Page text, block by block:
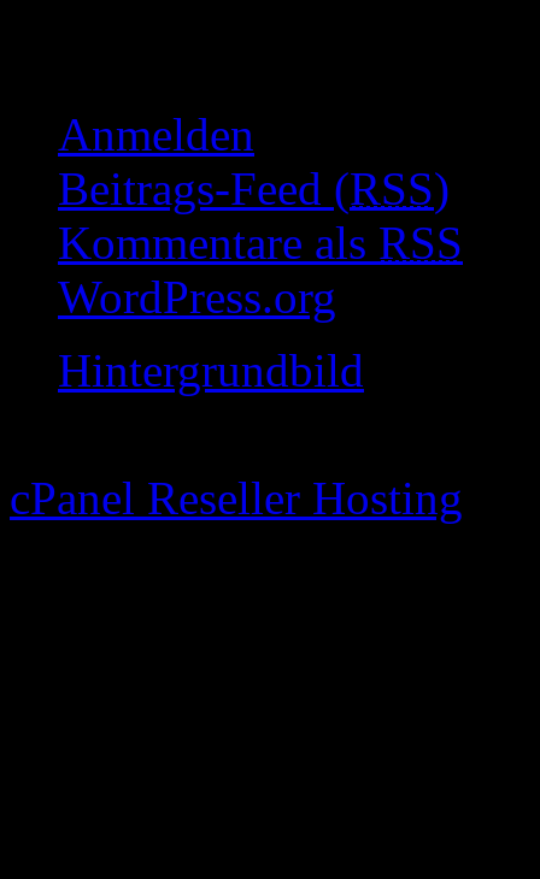
Anmelden
Beitrags-Feed (RSS)
Kommentare als RSS
WordPress.org
Hintergrundbild
cPanel Reseller Hosting